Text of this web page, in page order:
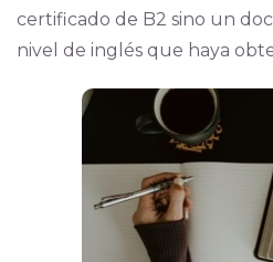
certificado de B2 sino un
nivel de inglés que haya